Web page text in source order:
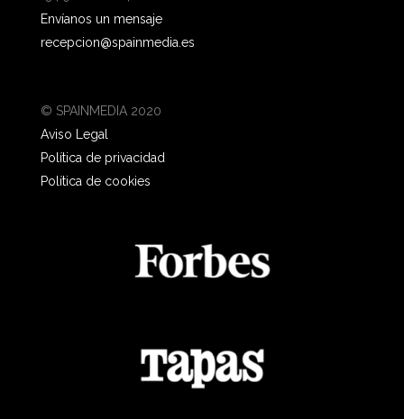
Envíanos un mensaje
recepcion@spainmedia.es
© SPAINMEDIA 2020
Aviso Legal
Política de privacidad
Política de cookies